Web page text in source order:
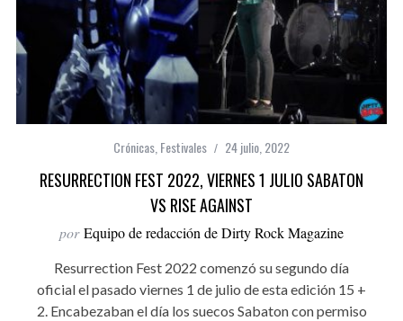
Crónicas,Festivales 24 julio, 2022
RESURRECTION FEST 2022, VIERNES 1 JULIO SABATON
VS RISE AGAINST
por Equipo de redacción de Dirty Rock Magazine
Resurrection Fest 2022 comenzó su segundo día
oficial el pasado viernes 1 de julio de esta edición 15 +
2. Encabezaban el día los suecos Sabaton con permiso